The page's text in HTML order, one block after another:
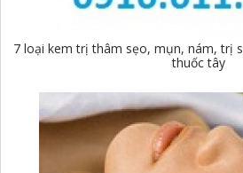
7 loại kem trị thâm sẹo, mụn, nám, trị
thuốc tây